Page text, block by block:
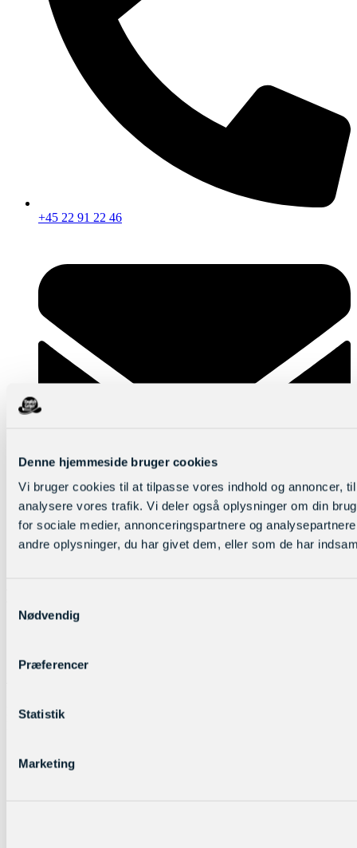
Denne hjemmeside bruger cookies
Vi bruger cookies til at tilpasse vores indhold og annoncer,
analysere vores trafik. Vi deler også oplysninger om din
for sociale medier, annonceringspartnere og
andre oplysninger, du har givet dem, eller som de har
Nødvendig
Præferencer
Statistik
Marketing
+45 22 91 22 46
mail@englishcenter.dk
Man – tor: kl. 09.00 – 14.00